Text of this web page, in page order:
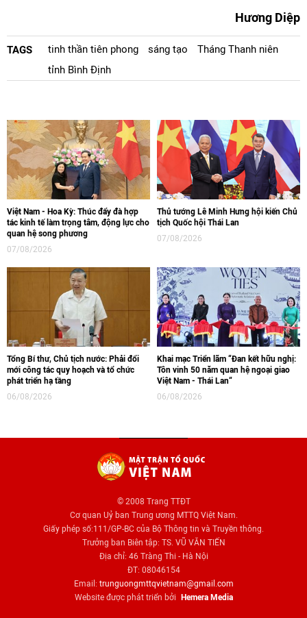
Hương Diệp
TAGS tinh thần tiên phong sáng tạo
Tháng Thanh niên
tỉnh Bình Định
Việt Nam - Hoa Kỳ: Thúc đẩy đà hợp
tác kinh tế làm trọng tâm, động lực cho
quan hệ song phương
07/08/2026
Thủ tướng Lê Minh Hưng hội kiến Chủ
tịch Quốc hội Thái Lan
07/08/2026
Tổng Bí thư, Chủ tịch nước: Phải đổi
mới công tác quy hoạch và tổ chức
phát triển hạ tầng
06/08/2026
Khai mạc Triển lãm “Đan kết hữu nghị:
Tôn vinh 50 năm quan hệ ngoại giao
Việt Nam - Thái Lan“
06/08/2026
© 2008 Trang TTĐT
Cơ quan Uỷ ban Trung ương MTTQ Việt Nam.
Giấy phép số:111/GP-BC của Bộ Thông tin và Truyền thông.
Trưởng ban Biên tập: TS. VŨ VĂN TIẾN
Địa chỉ: 46 Tràng Thi - Hà Nội
ĐT: 08046154
Email: trunguongmttqvietnam@gmail.com
Website được phát triển bởi Hemera Media